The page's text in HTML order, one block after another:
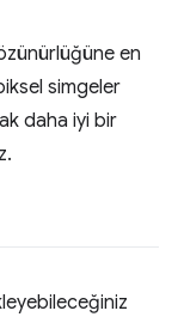
en
simgeler
daha iyi bir